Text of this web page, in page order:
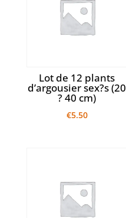
Lot de 12 plants
d’argousier sex?s (20
? 40 cm)
€5.50